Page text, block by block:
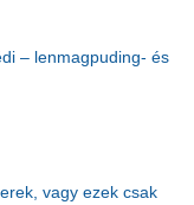
– lenmagpuding- és
vagy ezek csak